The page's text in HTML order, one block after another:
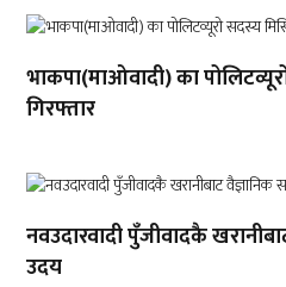
भाकपा(माओवादी) का
गिरफ्तार
नवउदारवादी पुँजीवादकै
उदय